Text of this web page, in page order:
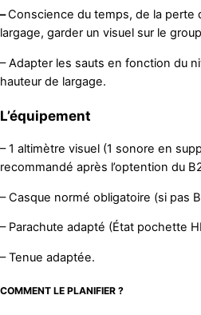
–Conscience du temps, de la perte
largage, garder un visuel sur le
– Adapter les sauts en fonction du
hauteur de largage.
L’équipement
– 1 altimètre visuel (1 sonore en
recommandé après l’optention du
– Casque normé obligatoire (si pas
– Parachute adapté (État pochette
– Tenue adaptée.
COMMENT LE PLANIFIER ?